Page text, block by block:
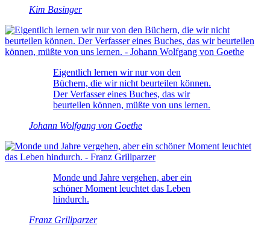
Kim Basinger
Eigentlich lernen wir nur von den
Büchern, die wir nicht beurteilen können.
Der Verfasser eines Buches, das wir
beurteilen können, müßte von uns lernen.
Johann Wolfgang von Goethe
Monde und Jahre vergehen, aber ein
schöner Moment leuchtet das Leben
hindurch.
Franz Grillparzer